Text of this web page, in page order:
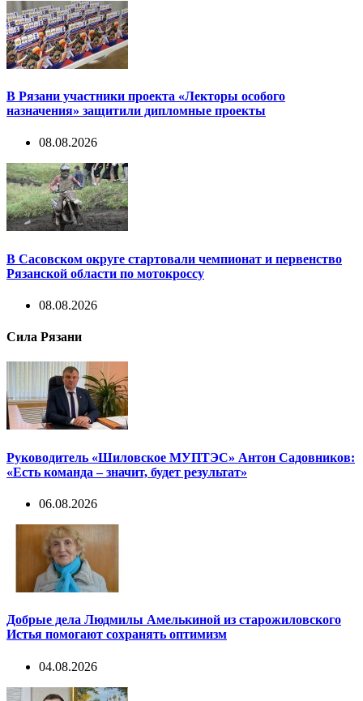
В Рязани участники проекта «Лекторы особого
назначения» защитили дипломные проекты
08.08.2026
В Сасовском округе стартовали чемпионат и первенство
Рязанской области по мотокроссу
08.08.2026
Сила Рязани
Руководитель «Шиловское МУПТЭС» Антон Садовников:
«Есть команда – значит, будет результат»
06.08.2026
Добрые дела Людмилы Амелькиной из старожиловского
Истья помогают сохранять оптимизм
04.08.2026